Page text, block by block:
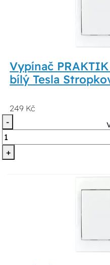
Vypínač PRAKTIK
bílý Tesla
249 Kč
-
+